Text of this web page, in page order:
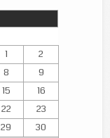
1
2
8
9
15
16
22
23
29
30